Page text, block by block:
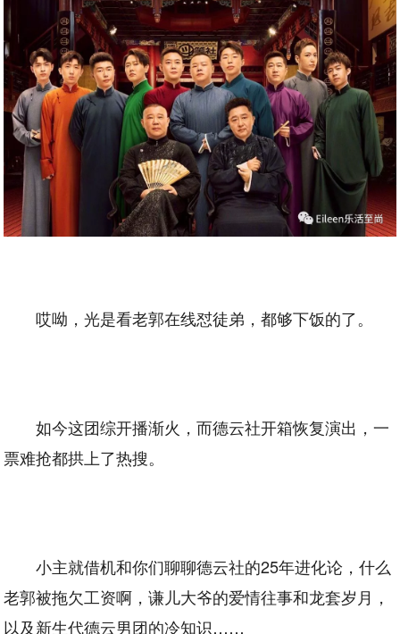
哎呦，光是看老郭在线怼徒弟，都够下饭的了。
如今这团综开播渐火，而德云社开箱恢复演出，一
票难抢都拱上了热搜。
小主就借机和你们聊聊德云社的25年进化论，什么
老郭被拖欠工资啊，谦儿大爷的爱情往事和龙套岁月，
以及新生代德云男团的冷知识……